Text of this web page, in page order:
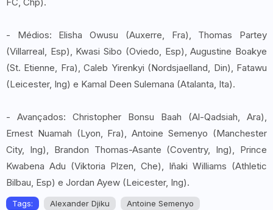
- Médios: Elisha Owusu (Auxerre, Fra), Thomas Partey
(Villarreal, Esp), Kwasi Sibo (Oviedo, Esp), Augustine Boakye
(St. Etienne, Fra), Caleb Yirenkyi (Nordsjaelland, Din), Fatawu
(Leicester, Ing) e Kamal Deen Sulemana (Atalanta, Ita).
- Avançados: Christopher Bonsu Baah (Al-Qadsiah, Ara),
Ernest Nuamah (Lyon, Fra), Antoine Semenyo (Manchester
City, Ing), Brandon Thomas-Asante (Coventry, Ing), Prince
Kwabena Adu (Viktoria Plzen, Che), Iñaki Williams (Athletic
Bilbau, Esp) e Jordan Ayew (Leicester, Ing).
Tags: Alexander Djiku
Antoine Semenyo